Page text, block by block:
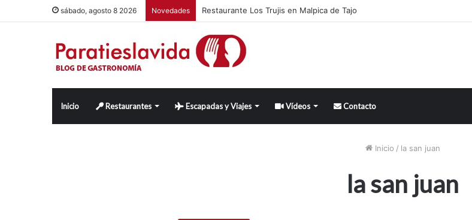
sábado, agosto 8 2026 Novedades Restaurante Los Trujis en Malpica de Tajo
Inicio Restaurantes Escapadas y Viajes Vídeos Contacto
Inicio / la san juan
la san juan